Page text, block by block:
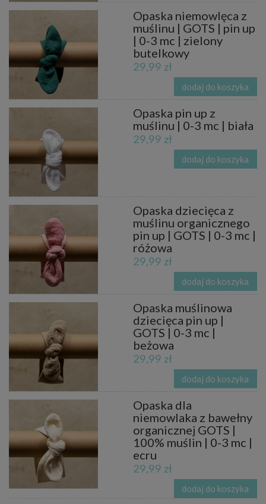
Opaska niemowlęca z
muślinu | GOTS | pin up
| 0-3 mc | zielony
butelkowy
29,99 zł
dodaj do koszyka
Opaska pin up z
muślinu | 0-3 mc | biała
29,99 zł
dodaj do koszyka
Opaska dziecięca z
muślinu organicznego
pin up | GOTS | 0-3 mc |
różowa
29,99 zł
dodaj do koszyka
Opaska muślinowa
dziecięca pin up |
GOTS | 0-3 mc |
beżowa
29,99 zł
dodaj do koszyka
Opaska dla
niemowlaka z bawełny
organicznej GOTS |
100% muślin | 0-3 mc |
ecru
29,99 zł
dodaj do koszyka